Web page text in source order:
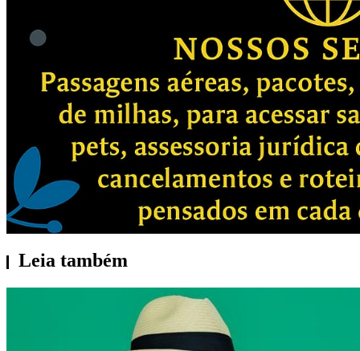
Leia também